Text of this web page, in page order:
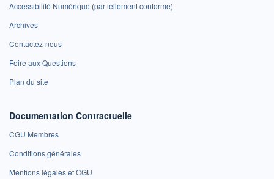
Accessibilité Numérique (partiellement conforme)
Archives
Contactez-nous
Foire aux Questions
Plan du site
Documentation Contractuelle
CGU Membres
Conditions générales
Mentions légales et CGU